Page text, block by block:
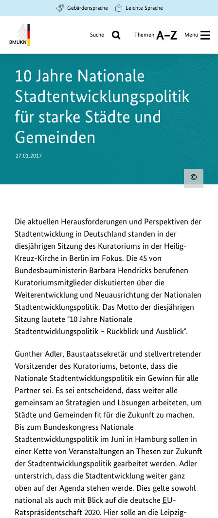
Hauptinhalt
springen
Suche
springen
Hauptnavigation
springen
Gebärdensprache Leichte Sprache
Umwelt,
Naturschutz
und
nukleare
Sicherheit
Suche Themen
A
Z
Menü
10 Jahre Nationale
Stadtentwicklungspolitik
für starke Städte und
Gemeinden
27.01.2017
Die
aktuellen
Herausforderungen
und
Perspektiven
der
Stadtentwicklung
in
Deutschland
standen
der
diesjährigen
Sitzung
Kuratoriums
in
der
Heilig-
Kreuz-
Kirche
in
Berlin
im
Fokus.
Die aktuellen Herausforderungen und Perspektiven der
Stadtentwicklung in Deutschland standen in der
diesjährigen Sitzung des Kuratoriums in der Heilig-
Kreuz-Kirche in Berlin im Fokus. Die 45 von
Bundesbauministerin Barbara Hendricks berufenen
Kuratoriumsmitglieder diskutierten über die
Weiterentwicklung und Neuausrichtung der Nationalen
Stadtentwicklungspolitik. Das Motto der diesjährigen
Sitzung lautete "10 Jahre Nationale
Stadtentwicklungspolitik – Rückblick und Ausblick".
Gunther Adler, Baustaatssekretär und stellvertretender
Vorsitzender des Kuratoriums, betonte, dass die
Nationale Stadtentwicklungspolitik ein Gewinn für alle
Partner sei. Es sei entscheidend, dass weiter alle
gemeinsam an Strategien und Lösungen arbeiteten, um
Städte und Gemeinden fit für die Zukunft zu machen.
Bis zum Bundeskongress Nationale
Stadtentwicklungspolitik im Juni in Hamburg sollen in
einer Kette von Veranstaltungen an Thesen zur Zukunft
der Stadtentwicklungspolitik gearbeitet werden. Adler
unterstrich, dass die Stadtentwicklung weiter ganz
oben auf der Agenda stehen werde. Dies gelte sowohl
national als auch mit Blick auf die deutsche EU-
Ratspräsidentschaft 2020. Hier solle an die Leipzig-